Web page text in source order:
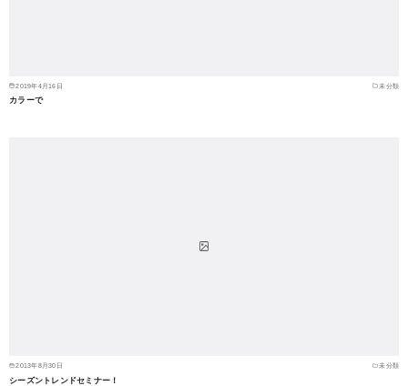
2019年4月16日 未分類
カラーで
2013年8月30日 未分類
シーズントレンドセミナー！